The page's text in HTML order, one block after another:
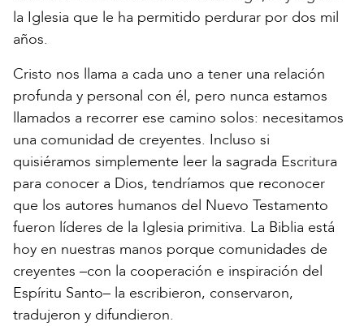
la Iglesia que le ha permitido perdurar por dos mil
años.
Cristo nos llama a cada uno a tener una relación
profunda y personal con él, pero nunca estamos
llamados a recorrer ese camino solos: necesitamos
una comunidad de creyentes. Incluso si
quisiéramos simplemente leer la sagrada Escritura
para conocer a Dios, tendríamos que reconocer
que los autores humanos del Nuevo Testamento
fueron líderes de la Iglesia primitiva. La Biblia está
hoy en nuestras manos porque comunidades de
creyentes –con la cooperación e inspiración del
Espíritu Santo– la escribieron, conservaron,
tradujeron y difundieron.